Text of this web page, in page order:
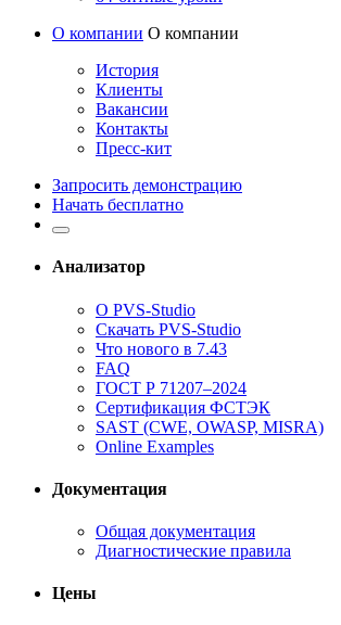
О компании О компании
История
Клиенты
Вакансии
Контакты
Пресс-кит
Запросить демонстрацию
Начать бесплатно
Анализатор
О PVS-Studio
Скачать PVS-Studio
Что нового в 7.43
FAQ
ГОСТ Р 71207–2024
Сертификация ФСТЭК
SAST (CWE, OWASP, MISRA)
Online Examples
Документация
Общая документация
Диагностические правила
Цены